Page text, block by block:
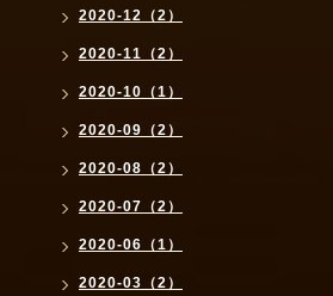
2020-12（2）
2020-11（2）
2020-10（1）
2020-09（2）
2020-08（2）
2020-07（2）
2020-06（1）
2020-03（2）